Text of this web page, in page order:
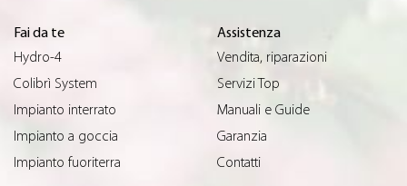
Fai da te
Hydro-4
Colibrì System
Impianto interrato
Impianto a goccia
Impianto fuoriterra
Assistenza
Vendita, riparazioni
Servizi Top
Manuali e Guide
Garanzia
Contatti